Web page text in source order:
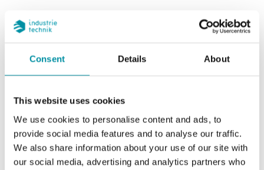
Consent Details About
This website uses cookies
We use cookies to personalise content and ads, to
provide social media features and to analyse our traffic.
We also share information about your use of our site with
our social media, advertising and analytics partners who
OPENweb
Un BMS BACnet certificato B-AWS per il
monitoraggio e il controllo dei sistemi HVAC, il
controllo ambiente e i servizi dell’edificio.
OPENweb combina visualizzazione, gestione
degli allarmi, registrazione dei trend e
integrazione di sistema in una piattaforma
scalabile.